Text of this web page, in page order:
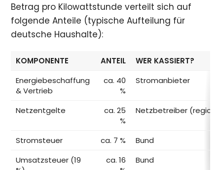
Betrag pro Kilowattstunde verteilt sich auf
folgende Anteile (typische Aufteilung für
deutsche Haushalte):
KOMPONENTE ANTEIL
WER KASSIERT?
Energiebeschaffung
& Vertrieb
ca. 40
%
Stromanbieter
Netzentgelte
ca. 25
%
Netzbetreiber
Stromsteuer ca. 7 %
Bund
Umsatzsteuer (19
ca. 16
Bund